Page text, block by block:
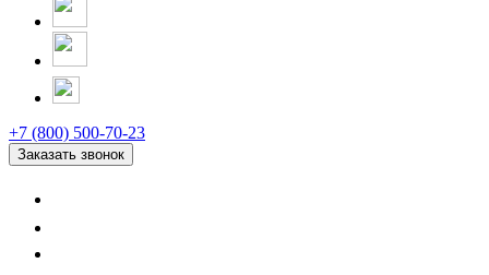
+7 (800) 500-70-23
Заказать звонок